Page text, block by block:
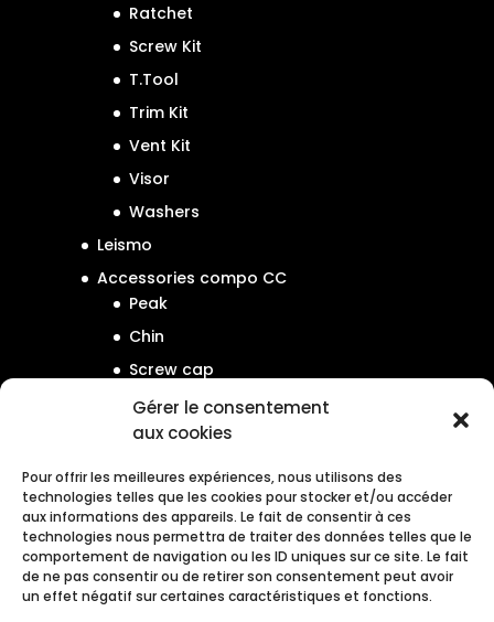
Gérer le consentement
aux cookies
Pour offrir les meilleures expériences, nous utilisons des
technologies telles que les cookies pour stocker et/ou accéder
aux informations des appareils. Le fait de consentir à ces
technologies nous permettra de traiter des données telles que le
comportement de navigation ou les ID uniques sur ce site. Le fait
de ne pas consentir ou de retirer son consentement peut avoir
un effet négatif sur certaines caractéristiques et fonctions.
Ratchet
Screw Kit
T.Tool
Trim Kit
Vent Kit
Visor
Washers
Leismo
Accessories compo CC
Peak
Chin
Screw cap
Guide des tailles
Manuel d’utilisation
Enregistrement garantie